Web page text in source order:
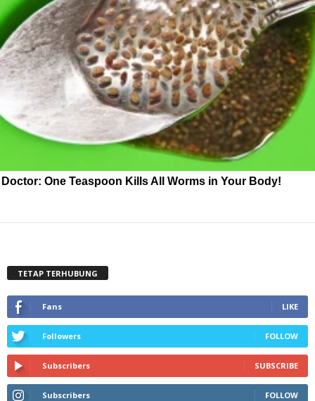
Doctor: One Teaspoon Kills All Worms in Your Body!
TETAP TERHUBUNG
Fans LIKE
Followers FOLLOW
Subscribers SUBSCRIBE
Subscribers FOLLOW